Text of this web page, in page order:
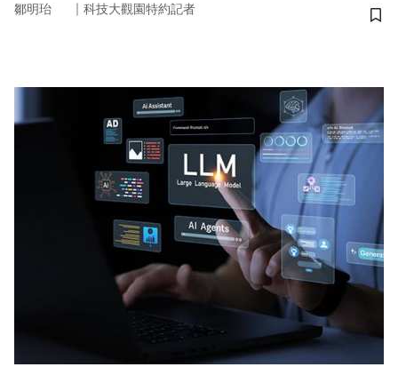
鄒明珆 ｜ 科技大觀園特約記者
儲